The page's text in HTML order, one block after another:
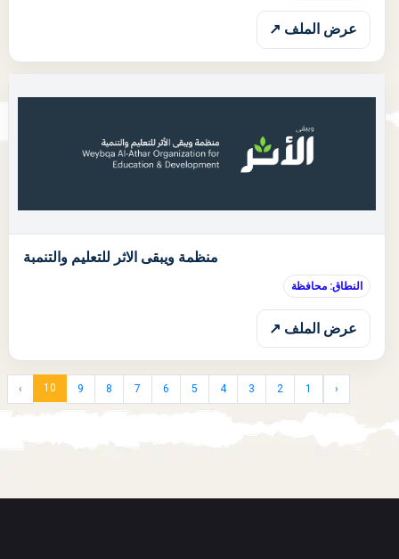
عرض الملف ↗
منظمة ويبقى الاثر للتعليم والتنمبة
النطاق: محافظة
عرض الملف ↗
‹
1
2
3
4
5
6
7
8
9
10
›